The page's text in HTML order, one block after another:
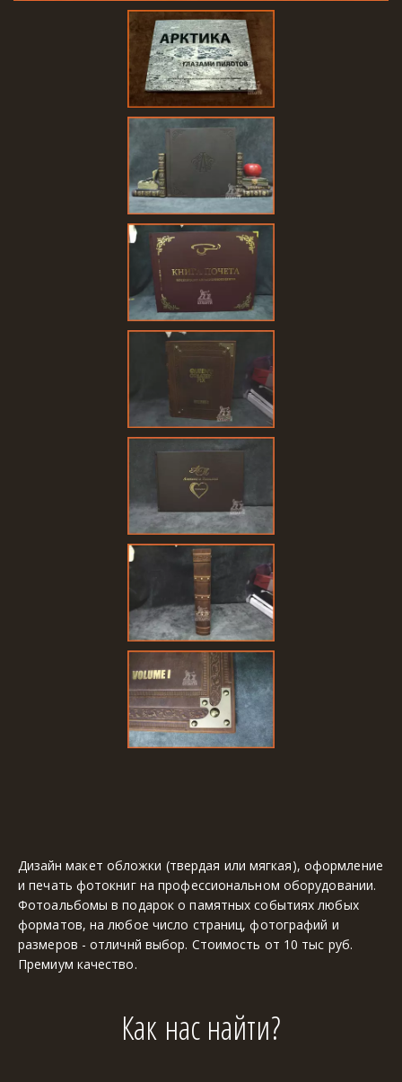
Дизайн макет обложки (твердая или мягкая), оформление
и печать фотокниг на профессиональном оборудовании.
Фотоальбомы в подарок о памятных событиях любых
форматов, на любое число страниц, фотографий и
размеров - отличнй выбор. Стоимость от 10 тыс руб.
Премиум качество.
Как нас найти?